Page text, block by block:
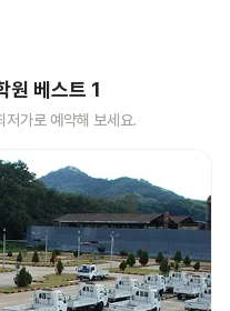
원 베스트 1
저가로 예약해 보세요.